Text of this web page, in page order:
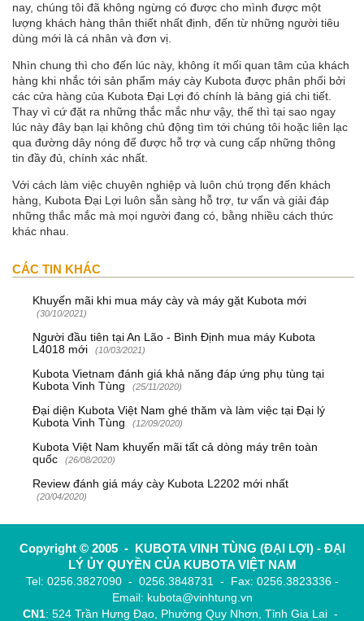
nay, chúng tôi đã không ngừng có được cho mình được một
lượng khách hàng thân thiết nhất định, đến từ những người tiêu
dùng mới là cá nhân và đơn vị.
Nhìn chung thì cho đến lúc này, không ít mối quan tâm của khách
hàng khi nhắc tới sản phẩm máy cày Kubota được phân phối bởi
các cửa hàng của Kubota Đại Lợi đó chính là bảng giá chi tiết.
Thay vì cứ đặt ra những thắc mắc như vậy, thế thì tại sao ngay
lúc này đây bạn lại không chủ động tìm tới chúng tôi hoặc liên lạc
qua đường dây nóng để được hỗ trợ và cung cấp những thông
tin đầy đủ, chính xác nhất.
Với cách làm việc chuyên nghiệp và luôn chú trọng đến khách
hàng, Kubota Đại Lợi luôn sẫn sàng hỗ trợ, tư vấn và giải đáp
những thắc mắc mà mọi người đang có, bằng nhiều cách thức
khác nhau.
CÁC TIN KHÁC
Khuyến mãi khi mua máy cày và máy gặt Kubota mới
(30/10/2021)
Người đầu tiên tại An Lão - Bình Định mua máy Kubota
L4018 mới
(10/03/2021)
Kubota Vietnam đánh giá khả năng đáp ứng phụ tùng tại
Kubota Vinh Tùng
(25/11/2020)
Đại diện Kubota Việt Nam ghé thăm và làm việc tại Đại lý
Kubota Vinh Tùng
(12/09/2020)
Kubota Việt Nam khuyến mãi tất cả dòng máy trên toàn
quốc
(26/08/2020)
Review đánh giá máy cày Kubota L2202 mới nhất
(20/04/2020)
Copyright © 2005 - KUBOTA VINH TÙNG (ĐẠI LỢI) - ĐẠI
LÝ ỦY QUYỀN CỦA KUBOTA VIỆT NAM
Tel: 0256.3827090 - 0256.3848731 - Fax: 0256.3823336 -
Email: kubota@vinhtung.vn
CN1: 524 Trần Hưng Đạo, Phường Quy Nhơn, Tỉnh Gia Lai -